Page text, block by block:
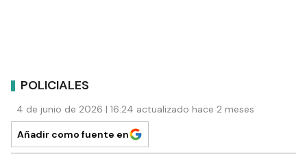
POLICIALES
4 de junio de 2026 | 16:24 actualizado hace 2 meses
Añadir como fuente en